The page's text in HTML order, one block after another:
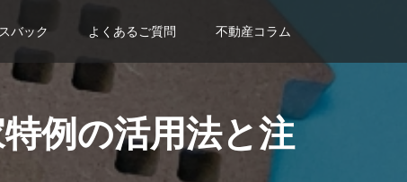
バック よくあるご質問 不動産コラム
例の活用法と注